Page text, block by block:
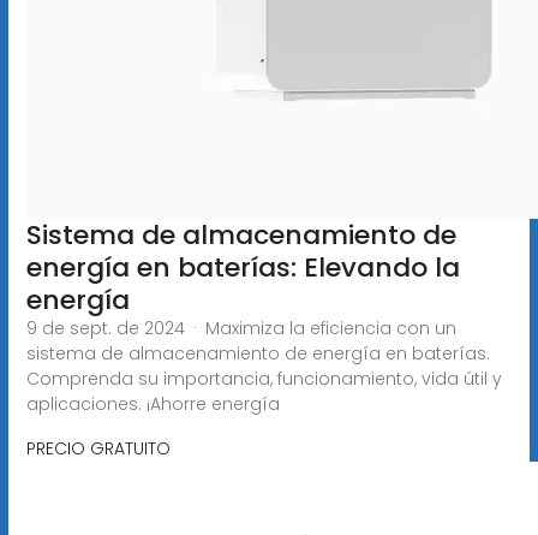
Sistema de almacenamiento de
energía en baterías: Elevando la
energía
9 de sept. de 2024 · Maximiza la eficiencia con un
sistema de almacenamiento de energía en baterías.
Comprenda su importancia, funcionamiento, vida útil y
aplicaciones. ¡Ahorre energía
PRECIO GRATUITO